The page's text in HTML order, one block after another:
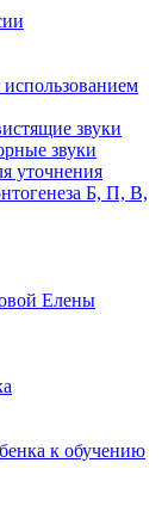
звуки
звуки
уточнения
Б, П, В,
Елены
к обучению